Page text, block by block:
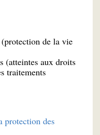
de la vie
(atteintes aux droits
traitements
protection des